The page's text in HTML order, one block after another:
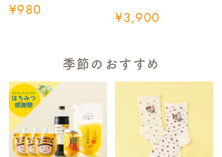
¥980 ¥3,900
季節のおすすめ